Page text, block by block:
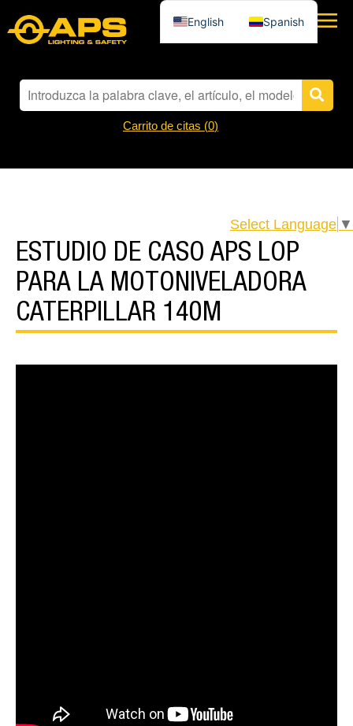
Carrito de citas (0)
Select Language ▼
ESTUDIO DE CASO APS LOP
PARA LA MOTONIVELADORA
CATERPILLAR 140M
English Spanish